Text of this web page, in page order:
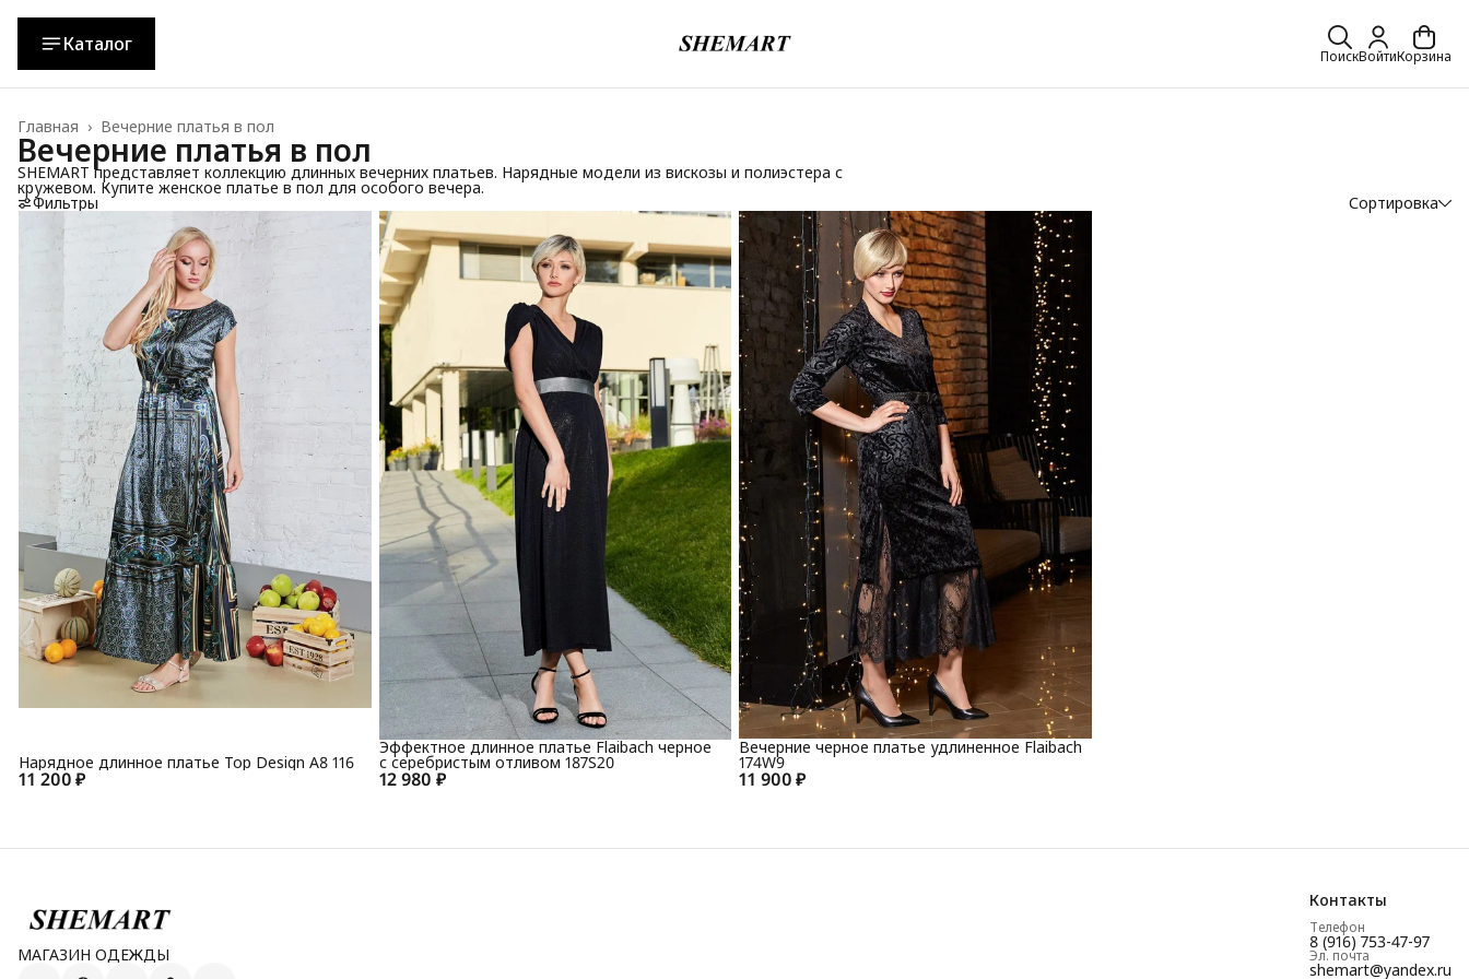
Каталог
ПоискВойтиКорзина
Вечерние платья в пол
Главная ›
Вечерние платья в пол
SHEMART представляет коллекцию длинных вечерних платьев. Нарядные модели из вискозы и полиэстера с
кружевом. Купите женское платье в пол для особого вечера.
Фильтры Сортировка
11 200 ₽
Нарядное длинное платье Top Design А8 116
12 980 ₽
Эффектное длинное платье Flaibach черное
с серебристым отливом 187S20
11 900 ₽
Вечерние черное платье удлиненное Flaibach
174W9
МАГАЗИН ОДЕЖДЫ
Контакты
Телефон
8 (916) 753-47-97
Эл. почта
shemart@yandex.ru